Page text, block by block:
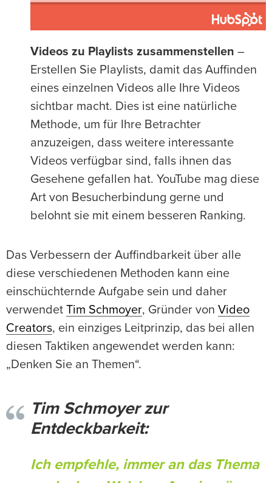
Videos zu Playlists zusammenstellen –
Erstellen Sie Playlists, damit das Auffinden
eines einzelnen Videos alle Ihre Videos
sichtbar macht. Dies ist eine natürliche
Methode, um für Ihre Betrachter
anzuzeigen, dass weitere interessante
Videos verfügbar sind, falls ihnen das
Gesehene gefallen hat. YouTube mag diese
Art von Besucherbindung gerne und
belohnt sie mit einem besseren Ranking.
Das Verbessern der Auffindbarkeit über alle
diese verschiedenen Methoden kann eine
einschüchternde Aufgabe sein und daher
verwendet Tim Schmoyer, Gründer von Video
Creators, ein einziges Leitprinzip, das bei allen
diesen Taktiken angewendet werden kann:
„Denken Sie an Themen“.
Tim Schmoyer zur
Entdeckbarkeit:
Ich empfehle, immer an das Thema